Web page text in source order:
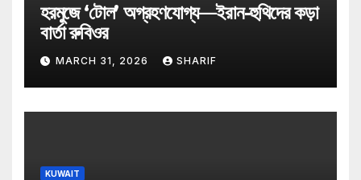
হরমুজে ‘টোল’ অগ্রহণযোগ্য—ইরান-হুথিদের কড়া
বার্তা রুবিওর
MARCH 31, 2026 SHARIF
KUWAIT